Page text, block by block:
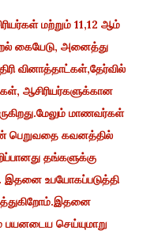
மற்றும் 11,12 ஆம்
கையேடு, அனைத்து
வினாத்தாட்கள்,தேர்வில்
ஆசிரியர்களுக்கான
மாணவர்கள்
பெறுவதை கவனத்தில்
தங்களுக்கு
இதனை உபயோகப்படுத்தி
பயனடைய செய்யுமாறு